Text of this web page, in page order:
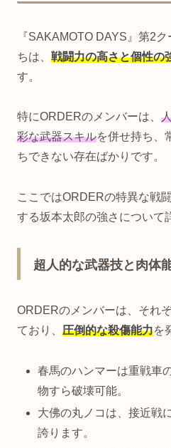
『SAKAMOTO DAYS』第2
ちは、 戦闘力の高さと個性の
す。
特にORDERのメンバーは、
彩な武器スキルを併せ持ち、
ちできない存在ばかりです。
ここではORDERの特異な戦
する坂本太郎の強さについて
超人的な武器技と肉体
ORDERのメンバーは、それ
ており、 圧倒的な殺傷能力を
春馬のハンマーは重戦車
物すら破壊可能。
大佛の丸ノコは、接近戦
誇ります。